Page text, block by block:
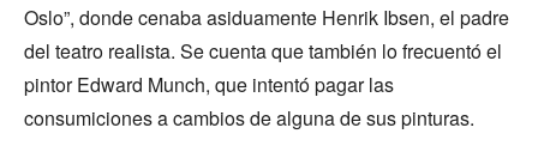
Oslo”, donde cenaba asiduamente Henrik Ibsen, el padre
del teatro realista. Se cuenta que también lo frecuentó el
pintor Edward Munch, que intentó pagar las
consumiciones a cambios de alguna de sus pinturas.